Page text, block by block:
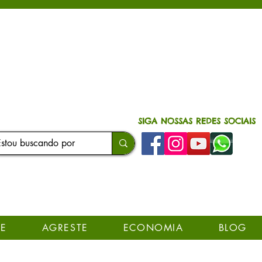
SIGA NOSSAS REDES SOCIAIS
AGRESTE ECONOMIA BLOG